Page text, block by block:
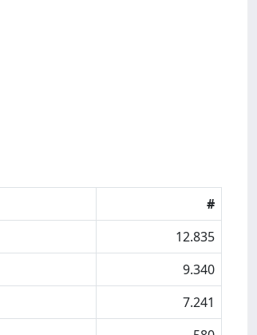
#
12.835
9.340
7.241